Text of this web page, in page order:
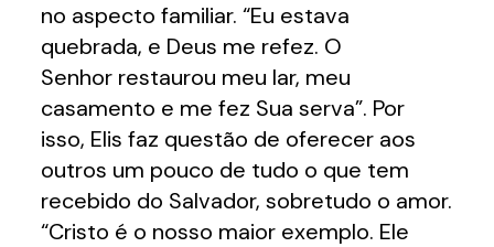
no aspecto familiar. “Eu estava
quebrada, e Deus me refez. O
Senhor restaurou meu lar, meu
casamento e me fez Sua serva”. Por
isso, Elis faz questão de oferecer aos
outros um pouco de tudo o que tem
recebido do Salvador, sobretudo o amor.
“Cristo é o nosso maior exemplo. Ele